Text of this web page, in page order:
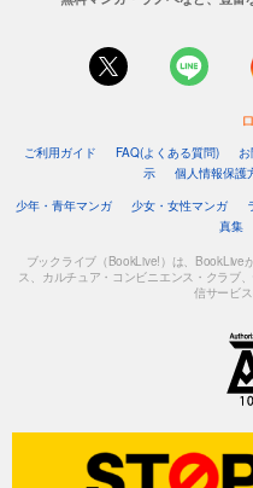
ご利用ガイド FAQ(よくある質問)
示
個人情報保護
少年・青年マンガ
少女・女性マンガ
真集
ブックライブ（BookLive!）は、BookLive
ス、カルチュア・コンビニエンス・クラブ
信サービス